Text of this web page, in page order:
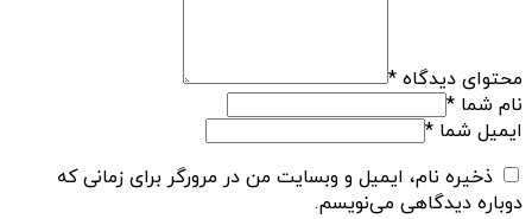
محتوای دیدگاه *
نام شما *
ایمیل شما *
ذخیره نام، ایمیل و وبسایت من در مرورگر برای زمانی که
دوباره دیدگاهی می‌نویسم.